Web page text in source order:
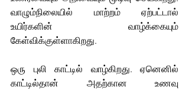
வாழும்நிலையில் மாற்றம் ஏற்பட்டால்
உயிர்களின் வாழ்க்கையும்
கேள்விக்குள்ளாகிறது.
ஒரு புலி காட்டில் வாழ்கிறது. ஏனெனில்
காட்டில்தான் அதற்கான உணவு